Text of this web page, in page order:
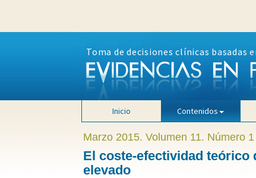
Toma de decisiones clínicas basadas
Inicio Contenidos
Marzo 2015. Volumen 11. Número 1
El coste-efectividad teórico
elevado